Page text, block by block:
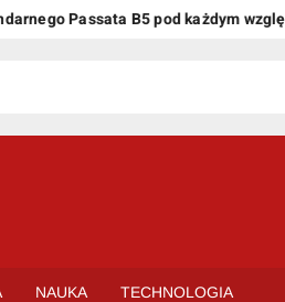
Passata B5 pod każdym względem
NAUKA TECHNOLOGIA